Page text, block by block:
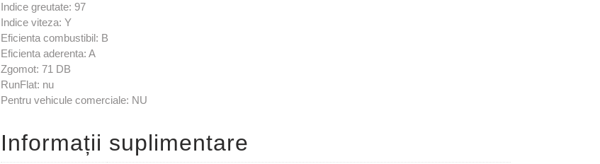
Indice greutate: 97
Indice viteza: Y
Eficienta combustibil: B
Eficienta aderenta: A
Zgomot: 71 DB
RunFlat: nu
Pentru vehicule comerciale: NU
Informații suplimentare